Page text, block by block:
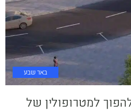
באר שבע
למטרופולין של